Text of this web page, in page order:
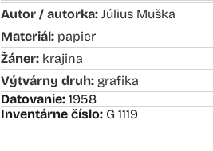
Autor / autorka: Július Muška
Materiál: papier
Žáner: krajina
Výtvárny druh: grafika
Datovanie: 1958
Inventárne číslo: G 1119